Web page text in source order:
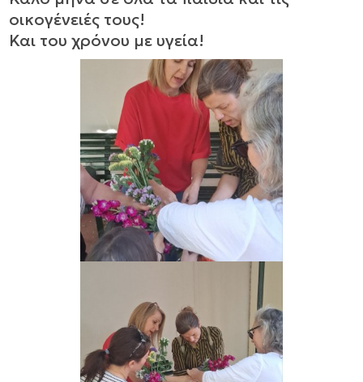
οικογένειές τους!
Και του χρόνου με υγεία!